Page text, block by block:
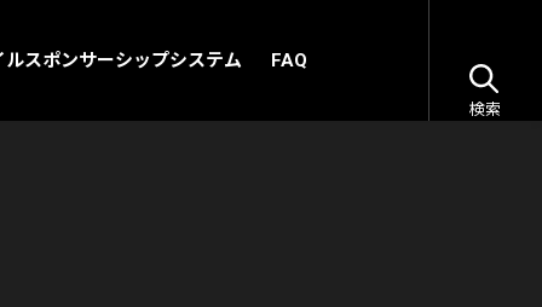
ルスポンサーシップシステム FAQ
検索